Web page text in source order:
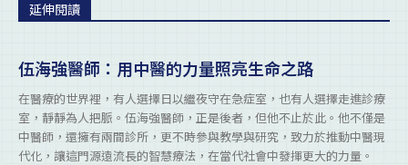
延伸閱讀
伍海強醫師：用中醫的力量照亮生命之路
在醫療的世界裡，有人選擇日以繼夜守在急症室，也有人選擇走進診療
室，靜靜為人把脈。伍海強醫師，正是後者，但他不止於此。他不僅是
中醫師，還擁有兩間診所，更不時參與教學與研究，致力於推動中醫現
代化，讓這門源遠流長的智慧療法，在當代社會中發揮更大的力量。